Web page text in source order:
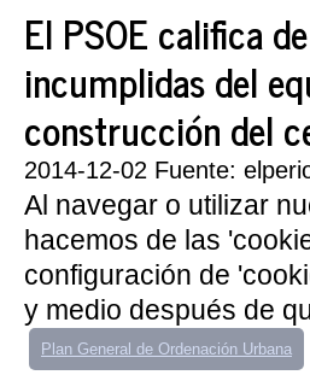
El PSOE califica
incumplidas del
construcción del
2014-12-02 Fuente:
Al navegar o utilizar
hacemos de las
configuración de
y medio después de
Plan General de Ordenación Urbana